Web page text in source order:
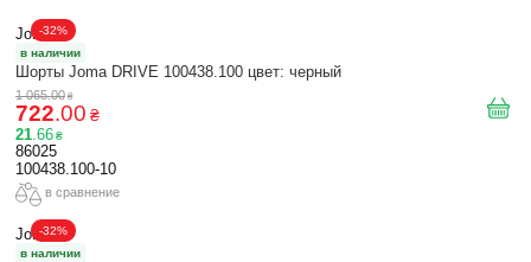
-32%
Joma
в наличии
Шорты Joma DRIVE 100438.100 цвет: черный
1 065.00 ₴
722.00 ₴
21. 66 ₴
86025
100438.100-10
в сравнение
-32%
Joma
в наличии